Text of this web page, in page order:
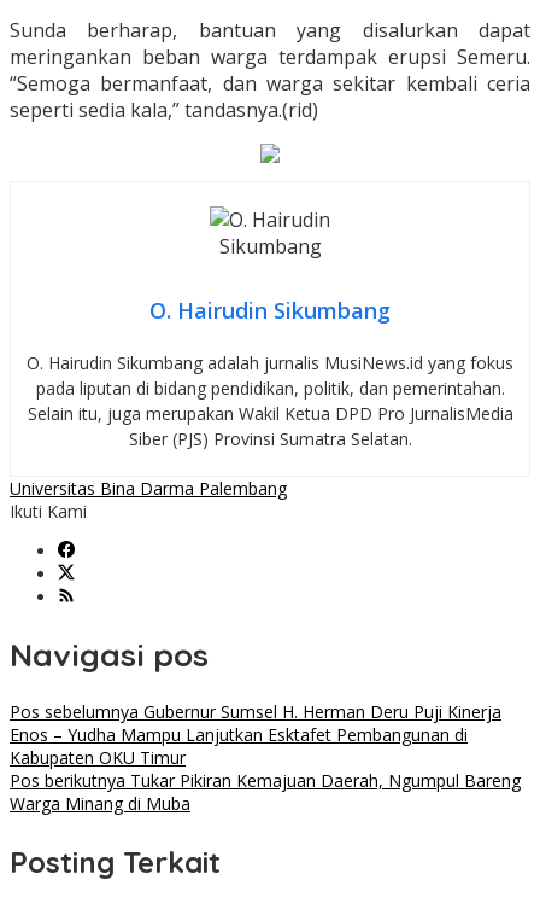
Sunda berharap, bantuan yang disalurkan dapat
meringankan beban warga terdampak erupsi Semeru.
“Semoga bermanfaat, dan warga sekitar kembali ceria
seperti sedia kala,” tandasnya.(rid)
O. Hairudin Sikumbang
O. Hairudin Sikumbang adalah jurnalis MusiNews.id yang fokus
pada liputan di bidang pendidikan, politik, dan pemerintahan.
Selain itu, juga merupakan Wakil Ketua DPD Pro JurnalisMedia
Siber (PJS) Provinsi Sumatra Selatan.
Universitas Bina Darma Palembang
Ikuti Kami
Navigasi pos
Pos sebelumnya Gubernur Sumsel H. Herman Deru Puji Kinerja
Enos – Yudha Mampu Lanjutkan Esktafet Pembangunan di
Kabupaten OKU Timur
Pos berikutnya Tukar Pikiran Kemajuan Daerah, Ngumpul Bareng
Warga Minang di Muba
Posting Terkait